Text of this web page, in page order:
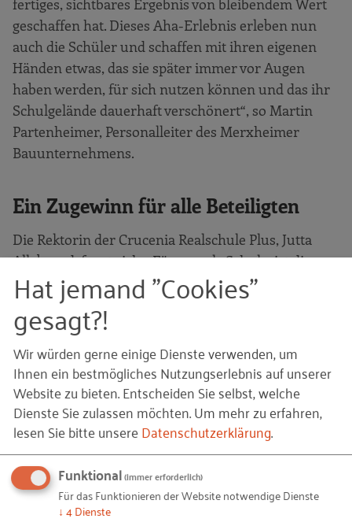
fertiges, sichtbares Ergebnis von bleibendem Wert
geschaffen hat. Dieses Aha-Erlebnis erleben nun
auch die Schüler und schaffen mit ihren eigenen
Händen etwas, das sie später immer vor Augen
haben werden, für sich nutzen können und das ihr
Schulgelände dauerhaft verschönert“, so Martin
Partenheimer, Personalleiter des Merxheimer
Bauunternehmens.
Ein Zugewinn für alle Beteiligten
Die Rektorin der Crucenia Realschule Plus, Jutta
Allebrand, freut sich: „Für uns als Schule, ist dieses
herausragende Projekt eine tolle Bereicherung und
für die Schüler eine echte Chance. Sie lernen den
Beruf und das Unternehmen kennen, bekommen
Einblicke in die beruflichen Felder und
Möglichkeiten, und darüberhinaus können sie mit
eigenen Händen und ihren eigenen Ideen etwas
Bleibendes zur Gestaltung ihrer Schule beitragen.
Viele unserer Schüler leben in der Stadt und
kommen kaum mit handwerklichen Arbeiten in
Berührung. Wenige hatten überhaupt schon mal ein
Werkzeug in der Hand und wissen nicht, wie man
damit umgeht. Durch das Schulpatenschaft-Projekt
Hat jemand "Cookies"
gesagt?!
Wir würden gerne einige Dienste verwenden, um
Ihnen ein bestmögliches Nutzungserlebnis auf unserer
Website zu bieten. Entscheiden Sie selbst, welche
Dienste Sie zulassen möchten.Um mehr zu erfahren,
lesen Sie bitte unsereDatenschutzerklärung.
Funktional(immer erforderlich)
Für das Funktionieren der Website notwendige Dienste
↓ 4Dienste